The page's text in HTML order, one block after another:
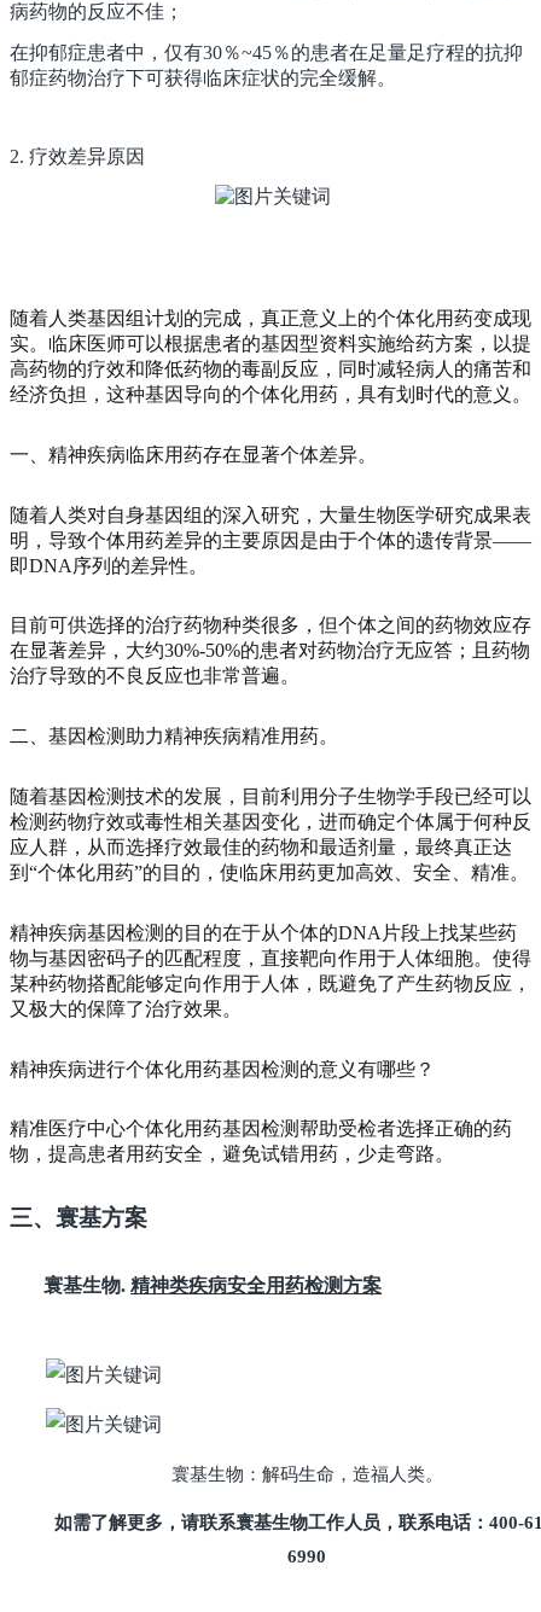
病药物的反应不佳；
在抑郁症患者中，仅有30％~45％的患者在足量足疗程的抗抑
郁症药物治疗下可获得临床症状的完全缓解。
2. 疗效差异原因
随着人类基因组计划的完成，真正意义上的个体化用药变成现
实。临床医师可以根据患者的基因型资料实施给药方案，以提
高药物的疗效和降低药物的毒副反应，同时减轻病人的痛苦和
经济负担，这种基因导向的个体化用药，具有划时代的意义。
一、精神疾病临床用药存在显著个体差异。
随着人类对自身基因组的深入研究，大量生物医学研究成果表
明，导致个体用药差异的主要原因是由于个体的遗传背景——
即DNA序列的差异性。
目前可供选择的治疗药物种类很多，但个体之间的药物效应存
在显著差异，大约30%-50%的患者对药物治疗无应答；且药物
治疗导致的不良反应也非常普遍。
二、基因检测助力精神疾病精准用药。
随着基因检测技术的发展，目前利用分子生物学手段已经可以
检测药物疗效或毒性相关基因变化，进而确定个体属于何种反
应人群，从而选择疗效最佳的药物和最适剂量，最终真正达
到“个体化用药”的目的，使临床用药更加高效、安全、精准。
精神疾病基因检测的目的在于从个体的DNA片段上找某些药
物与基因密码子的匹配程度，直接靶向作用于人体细胞。使得
某种药物搭配能够定向作用于人体，既避免了产生药物反应，
又极大的保障了治疗效果。
精神疾病进行个体化用药基因检测的意义有哪些？
精准医疗中心个体化用药基因检测帮助受检者选择正确的药
物，提高患者用药安全，避免试错用药，少走弯路。
三、寰基方案
寰基生物. 精神类疾病安全用药检测方案
寰基生物：解码生命，造福人类。
如需了解更多，请联系寰基生物工作人员，联系电话： 400-
6990